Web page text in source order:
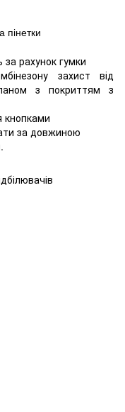
пінетки
рахунок гумки
захист від
з покриттям з
кнопками
за довжиною